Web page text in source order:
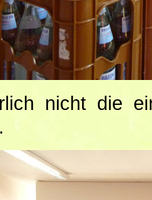
nicht die